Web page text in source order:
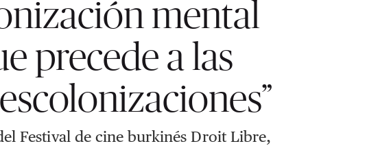
mental
precede a las
Festival de cine burkinés Droit Libre,